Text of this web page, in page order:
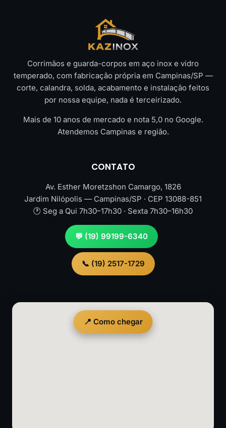
Corrimãos e guarda-corpos em aço inox e vidro
temperado, com fabricação própria em Campinas/SP —
corte, calandra, solda, acabamento e instalação feitos
por nossa equipe, nada é terceirizado.
Mais de 10 anos de mercado e nota 5,0 no Google.
Atendemos Campinas e região.
CONTATO
Av. Esther Moretzshon Camargo, 1826
Jardim Nilópolis — Campinas/SP · CEP 13088-851
🕐 Seg a Qui 7h30–17h30 · Sexta 7h30–16h30
💬 (19) 99199-6340
📞 (19) 2517-1729
📍 Como chegar